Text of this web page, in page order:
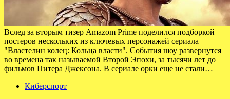
Вслед за вторым тизер Amazom Prime поделился подборкой
постеров нескольких из ключевых персонажей сериала
"Властелин колец: Кольца власти". События шоу развернутся
во времена так называемой Второй Эпохи, за тысячи лет до
фильмов Питера Джексона. В сериале орки еще не стали…
Киберспорт